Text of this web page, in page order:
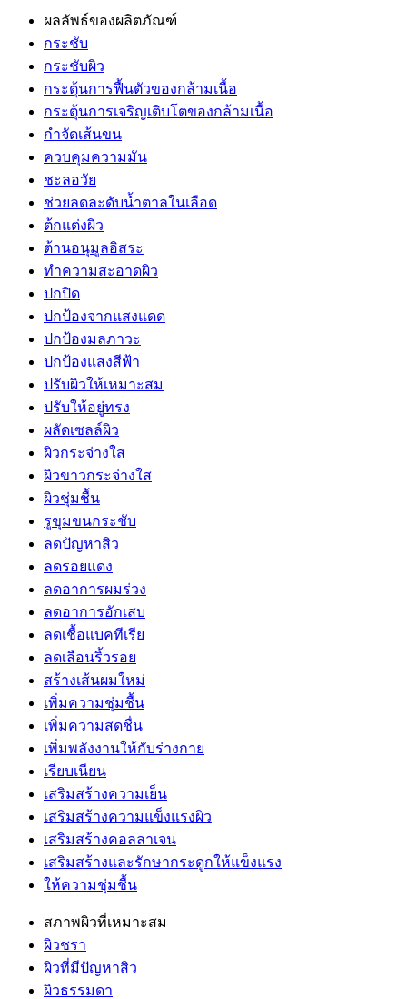
ผลลัพธ์ของผลิตภัณฑ์
กระชับ
กระชับผิว
กระตุ้นการฟื้นตัวของกล้ามเนื้อ
กระตุ้นการเจริญเติบโตของกล้ามเนื้อ
กำจัดเส้นขน
ควบคุมความมัน
ชะลอวัย
ช่วยลดละดับน้ำตาลในเลือด
ต้กแต่งผิว
ต้านอนุมูลอิสระ
ทำความสะอาดผิว
ปกปิด
ปกป้องจากแสงแดด
ปกป้องมลภาวะ
ปกป้องแสงสีฟ้า
ปรับผิวให้เหมาะสม
ปรับให้อยู่ทรง
ผลัดเซลล์ผิว
ผิวกระจ่างใส
ผิวขาวกระจ่างใส
ผิวชุ่มชื้น
รูขุมขนกระชับ
ลดปัญหาสิว
ลดรอยแดง
ลดอาการผมร่วง
ลดอาการอักเสบ
ลดเชื้อแบคทีเรีย
ลดเลือนริ้วรอย
สร้างเส้นผมใหม่
เพิ่มความชุ่มชื้น
เพิ่มความสดชื่น
เพิ่มพลังงานให้กับร่างกาย
เรียบเนียน
เสริมสร้างความเย็น
เสริมสร้างความแข็งแรงผิว
เสริมสร้างคอลลาเจน
เสริมสร้างและรักษากระดูกให้แข็งแรง
ให้ความชุ่มชื้น
สภาพผิวที่เหมาะสม
ผิวชรา
ผิวที่มีปัญหาสิว
ผิวธรรมดา